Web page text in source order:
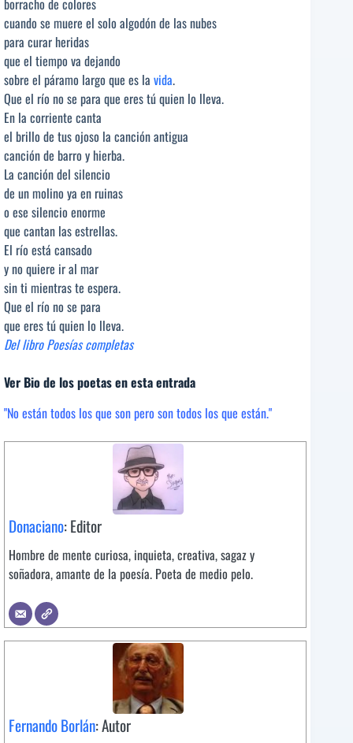
cuando se muere el solo algodón de las nubes
para curar heridas
que el tiempo va dejando
sobre el páramo largo que es la vida.
Que el río no se para que eres tú quien lo lleva.
En la corriente canta
el brillo de tus ojoso la canción antigua
canción de barro y hierba.
La canción del silencio
de un molino ya en ruinas
o ese silencio enorme
que cantan las estrellas.
El río está cansado
y no quiere ir al mar
sin ti mientras te espera.
Que el río no se para
que eres tú quien lo lleva.
Del libro Poesías completas
Ver Bio de los poetas en esta entrada
"No están todos los que son pero son todos los que están."
Donaciano: Editor
Hombre de mente curiosa, inquieta, creativa, sagaz y
soñadora, amante de la poesía. Poeta de medio pelo.
Fernando Borlán: Autor